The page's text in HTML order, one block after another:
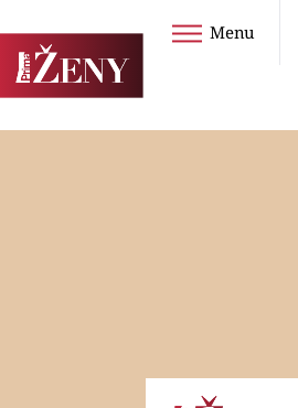
Menu